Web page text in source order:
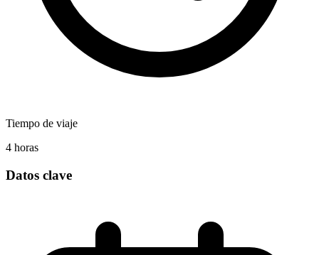
Tiempo de viaje
4 horas
Datos clave